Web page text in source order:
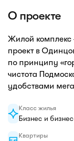
О проекте
Жилой
проект в
по принципу
чистота
удобствами
Класс жилья
Бизнес и
Квартиры